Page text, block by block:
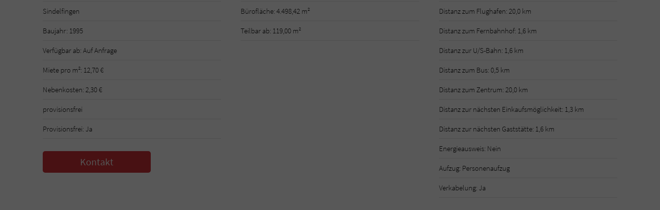
Sindelfingen
Baujahr: 1995
Verfügbar ab: Auf Anfrage
Miete pro m²: 12,70 €
Nebenkosten: 2,30 €
provisionsfrei
Provisionsfrei: Ja
Kontakt
Bürofläche: 4.498,42 m²
Teilbar ab: 119,00 m²
Distanz zum Flughafen: 20,0 km
Distanz zum Fernbahnhof: 1,6 km
Distanz zur U/S-Bahn: 1,6 km
Distanz zum Bus: 0,5 km
Distanz zum Zentrum: 20,0 km
Distanz zur nächsten Einkaufsmöglichkeit: 1,3 km
Distanz zur nächsten Gaststätte: 1,6 km
Energieausweis: Nein
Aufzug: Personenaufzug
Verkabelung: Ja